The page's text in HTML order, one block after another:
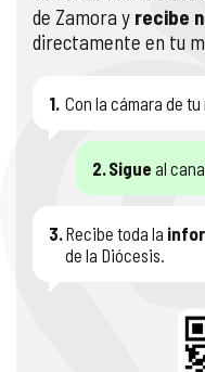
de Zamora y recibe
directamente en tu
1. Con la cámara de tu
2.Sigue al
3.Recibe toda la
de la Diócesis.